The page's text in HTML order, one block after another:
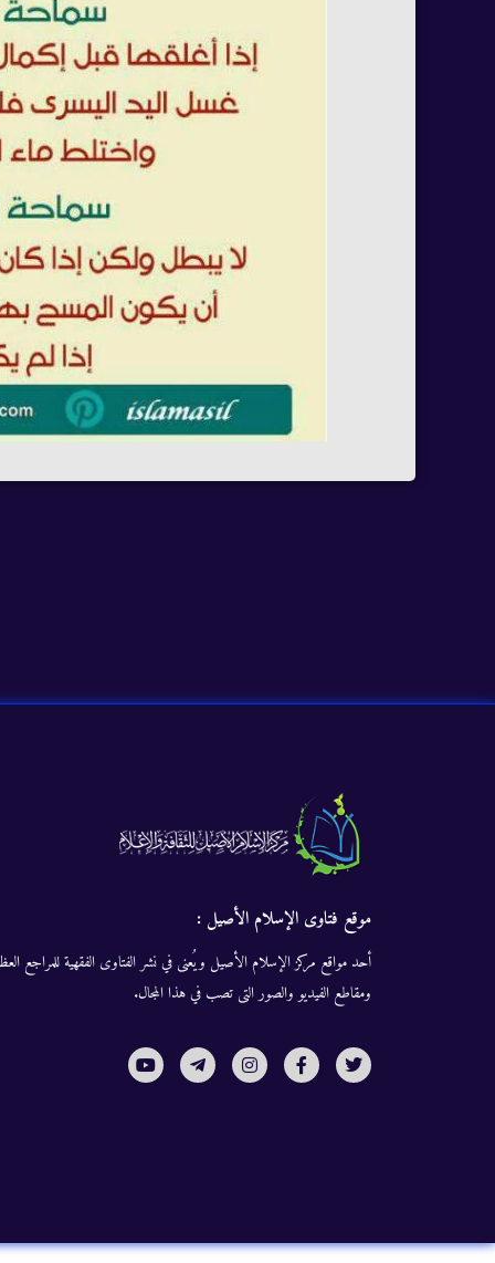
موقع فتاوى الإسلام الأصيل :
أحد مواقع مركز الإسلام الأصيل ويُعنى في نشر الفتاوى الفقهية للمراجع
ومقاطع الفيديو والصور التى تصب في هذا المجال.